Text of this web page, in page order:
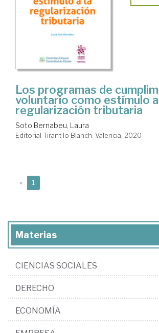
Los programas de
voluntario como estímulo
regularización tributaria
Soto Bernabeu, Laura
Editorial Tirant lo Blanch. Valencia, 2020
« 1
Materias
CIENCIAS SOCIALES
DERECHO
ECONOMÍA